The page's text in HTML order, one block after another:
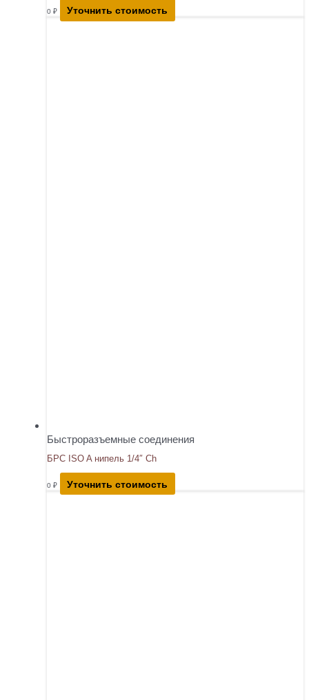
0 ₽ Уточнить стоимость
Быстроразъемные соединения
БРС ISO A нипель 1/4″ Ch
0 ₽ Уточнить стоимость